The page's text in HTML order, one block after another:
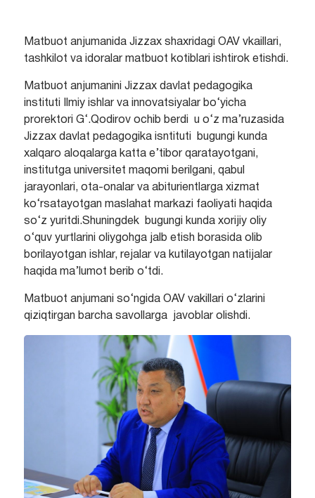
Matbuot anjumanida Jizzax shaxridagi OAV vkaillari,
tashkilot va idoralar matbuot kotiblari ishtirok etishdi.
Matbuot anjumanini Jizzax davlat pedagogika
instituti Ilmiy ishlar va innovatsiyalar bo‘yicha
prorektori G‘.Qodirov ochib berdi u o‘z ma’ruzasida
Jizzax davlat pedagogika isntituti bugungi kunda
xalqaro aloqalarga katta e’tibor qaratayotgani,
institutga universitet maqomi berilgani, qabul
jarayonlari, ota-onalar va abiturientlarga xizmat
ko‘rsatayotgan maslahat markazi faoliyati haqida
so‘z yuritdi.Shuningdek bugungi kunda xorijiy oliy
o‘quv yurtlarini oliygohga jalb etish borasida olib
borilayotgan ishlar, rejalar va kutilayotgan natijalar
haqida ma’lumot berib o‘tdi.
Matbuot anjumani so‘ngida OAV vakillari o‘zlarini
qiziqtirgan barcha savollarga javoblar olishdi.